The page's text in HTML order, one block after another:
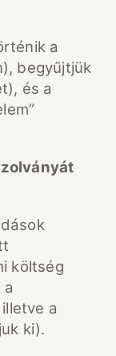
a
begyűjtjük
és a
költség
a
ki).